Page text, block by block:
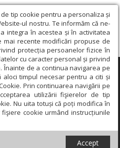
tip cookie pentru a personaliza și
ul nostru. Te informăm că ne-
integra în acestea și în activitatea
mai recente modificări propuse de
protecția persoanelor fizice în
cu caracter personal și privind
Înainte de a continua navigarea pe
timpul necesar pentru a citi și
Prin continuarea navigării pe
utilizării fişierelor de tip
Nu uita totuși că poți modifica în
cookie urmând instrucțiunile
Accept
×